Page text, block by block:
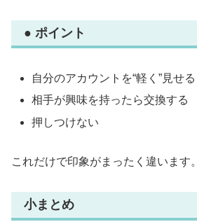
● ポイント
自分のアカウントを“軽く”見せる
相手が興味を持ったら交換する
押しつけない
これだけで印象がまったく違います。
小まとめ